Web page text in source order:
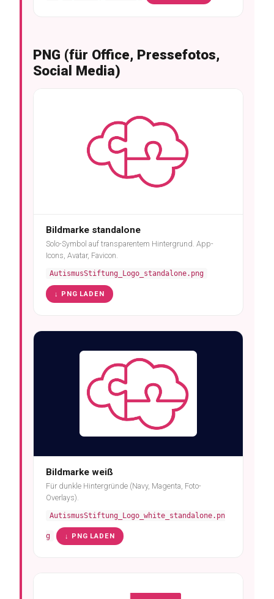
PNG (für Office, Pressefotos,
Social Media)
Bildmarke standalone
Solo-Symbol auf transparentem Hintergrund. App-
Icons, Avatar, Favicon.
AutismusStiftung_Logo_standalone.png
↓ PNG LADEN
Bildmarke weiß
Für dunkle Hintergründe (Navy, Magenta, Foto-
Overlays).
AutismusStiftung_Logo_white_standalone.pn
g ↓ PNG LADEN